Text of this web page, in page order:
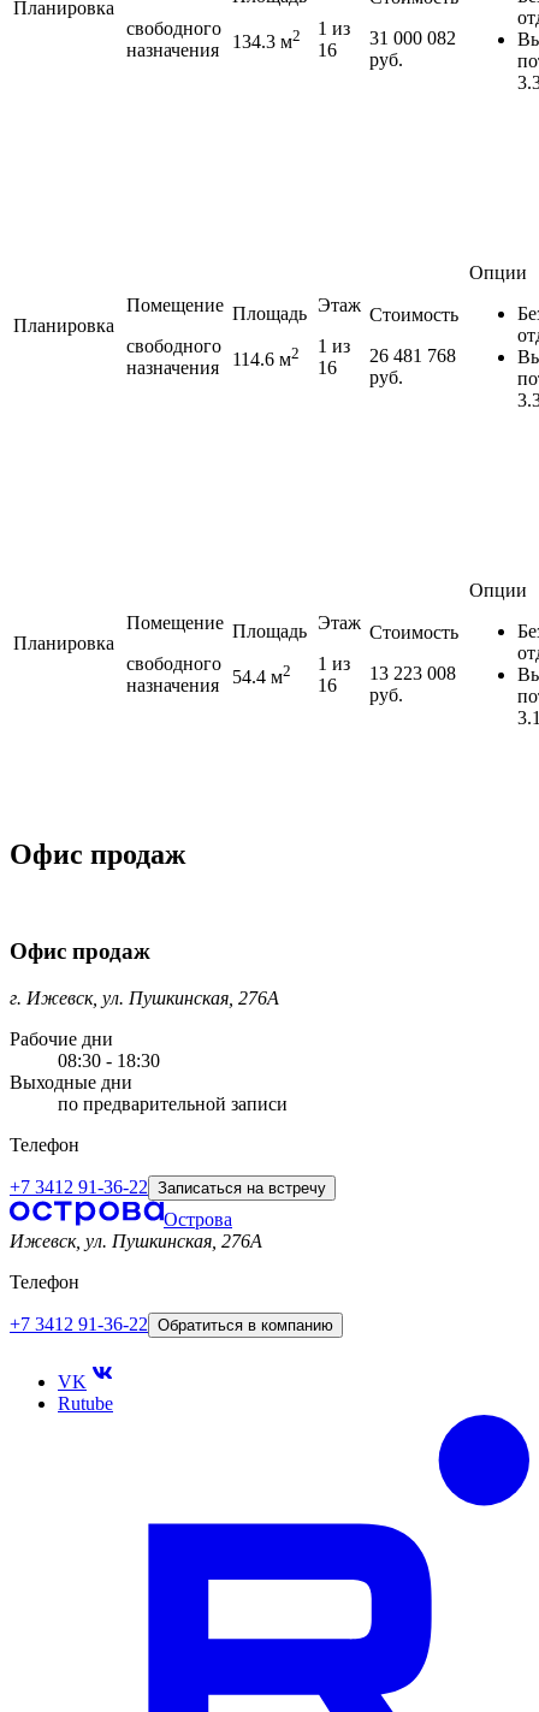
Планировка
свободного
назначения
134.3 м2
1 из
16
31 000 082
руб.
Планировка
Помещение
свободного
назначения
Площадь
114.6 м2
Этаж
1 из
16
Стоимость
26 481 768
руб.
Опции
Планировка
Помещение
свободного
назначения
Площадь
54.4 м2
Этаж
1 из
16
Стоимость
13 223 008
руб.
Опции
Офис продаж
Офис продаж
г. Ижевск, ул. Пушкинская, 276А
Рабочие дни
08:30 - 18:30
Выходные дни
по предварительной записи
Телефон
+7 3412 91-36-22 Записаться на встречу
Острова
Ижевск, ул. Пушкинская, 276A
Телефон
+7 3412 91-36-22 Обратиться в компанию
VK
Rutube